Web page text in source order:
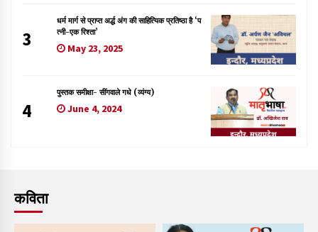
3
धर्म मार्ग से प्राप्त अर्द्ध अंग की साहित्यिक प्रतिष्ठा है ‘प
त्नी-एक रिश्ता’
May 23, 2025
4
पुस्तक समीक्षा- सींगवाले गधे (व्यंग्य)
June 4, 2024
कविता